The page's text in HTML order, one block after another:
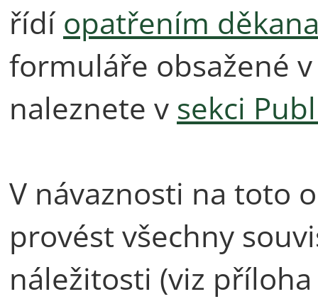
řídí opatřením
formuláře obsažené
naleznete v sekci
V návaznosti na toto
provést všechny
náležitosti (viz